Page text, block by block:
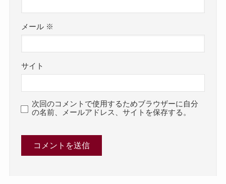
メール ※
サイト
次回のコメントで使用するためブラウザーに自分
の名前、メールアドレス、サイトを保存する。